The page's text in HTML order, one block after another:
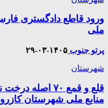
ورود قاطع دادگستری
ملی
پرتو جنوب ۱۴۰۵-۰۳-۲۹
شهرستان
قلع و قمع ۷۰
منابع ملی شهرستان